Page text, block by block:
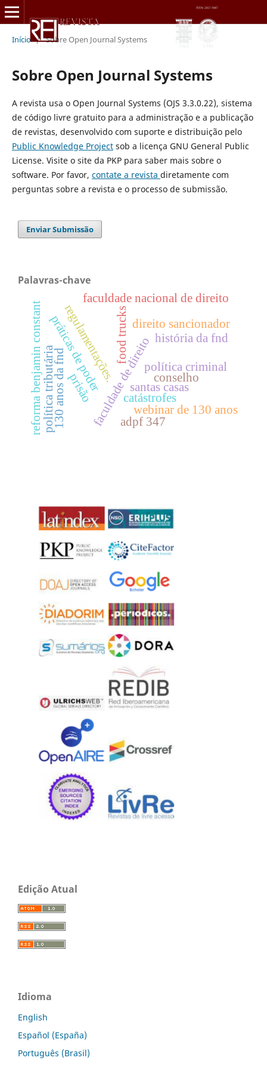
Início / Sobre Open Journal Systems
Sobre Open Journal Systems
A revista usa o Open Journal Systems (OJS 3.3.0.22), sistema
de código livre gratuito para a administração e a publicação
de revistas, desenvolvido com suporte e distribuição pelo
Public Knowledge Projectsob a licença GNU General Public
License. Visite o site da PKP para saber mais sobre o
software. Por favor, contate a revista diretamente com
perguntas sobre a revista e o processo de submissão.
Enviar Submissão
Palavras-chave
food trucks
política criminal
faculdade de direito
regulamentações.
práticas de poder
catástrofes
conselho
reforma benjamin constant webinar de 130 anos
história da fnd
130 anos da fnd
faculdade nacional de direito
direito sancionador
política tributária adpf 347
prisão santas casas
Edição Atual
Idioma
English
Español (España)
Português (Brasil)